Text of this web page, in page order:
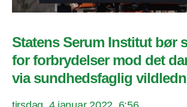
Statens Serum Institut bør
for forbrydelser mod det
via sundhedsfaglig